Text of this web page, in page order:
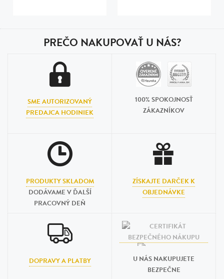
PREČO NAKUPOVAŤ U NÁS?
SME AUTORIZOVANÝ
PREDAJCA HODINIEK
100% SPOKOJNOSŤ
ZÁKAZNÍKOV
PRODUKTY SKLADOM
DODÁVAME V ĎALŠÍ
PRACOVNÝ DEŇ
ZÍSKAJTE DARČEK K
OBJEDNÁVKE
DOPRAVY A PLATBY
U NÁS NAKUPUJETE
BEZPEČNE